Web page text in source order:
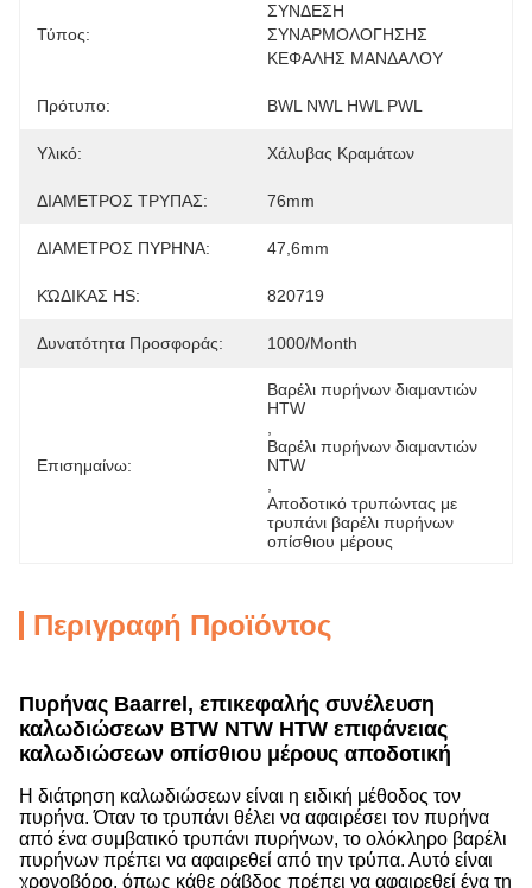
Τύπος:
ΣΥΝΔΕΣΗ
ΣΥΝΑΡΜΟΛΟΓΗΣΗΣ
ΚΕΦΑΛΗΣ ΜΑΝΔΑΛΟΥ
Πρότυπο: BWL NWL HWL PWL
Υλικό: Χάλυβας Κραμάτων
ΔΙΑΜΕΤΡΟΣ ΤΡΥΠΑΣ: 76mm
ΔΙΑΜΕΤΡΟΣ ΠΥΡΗΝΑ: 47,6mm
ΚΏΔΙΚΑΣ HS: 820719
Δυνατότητα Προσφοράς: 1000/month
Επισημαίνω:
Βαρέλι πυρήνων διαμαντιών
HTW
Βαρέλι πυρήνων διαμαντιών
NTW
Αποδοτικό τρυπώντας με
τρυπάνι βαρέλι πυρήνων
οπίσθιου μέρους
Περιγραφή Προϊόντος
Πυρήνας Baarrel, επικεφαλής συνέλευση
καλωδιώσεων BTW NTW HTW επιφάνειας
καλωδιώσεων οπίσθιου μέρους αποδοτική
Η διάτρηση καλωδιώσεων είναι η ειδική μέθοδος τον
πυρήνα. Όταν το τρυπάνι θέλει να αφαιρέσει τον πυρήνα
από ένα συμβατικό τρυπάνι πυρήνων, το ολόκληρο βαρέλι
πυρήνων πρέπει να αφαιρεθεί από την τρύπα. Αυτό είναι
χρονοβόρο, όπως κάθε ράβδος πρέπει να αφαιρεθεί ένα τη